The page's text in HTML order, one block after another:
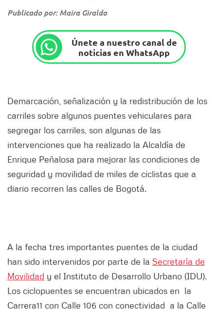
Publicado por: Maira Giraldo
Únete a nuestro canal de
noticias en WhatsApp
Demarcación, señalización y la redistribución de los
carriles sobre algunos puentes vehiculares para
segregar los carriles, son algunas de las
intervenciones que ha realizado la Alcaldía de
Enrique Peñalosa para mejorar las condiciones de
seguridad y movilidad de miles de ciclistas que a
diario recorren las calles de Bogotá.
A la fecha tres importantes puentes de la ciudad
han sido intervenidos por parte de la Secretaría de
Movilidad y el Instituto de Desarrollo Urbano (IDU).
Los ciclopuentes se encuentran ubicados en la
Carrera11 con Calle 106 con conectividad a la Calle